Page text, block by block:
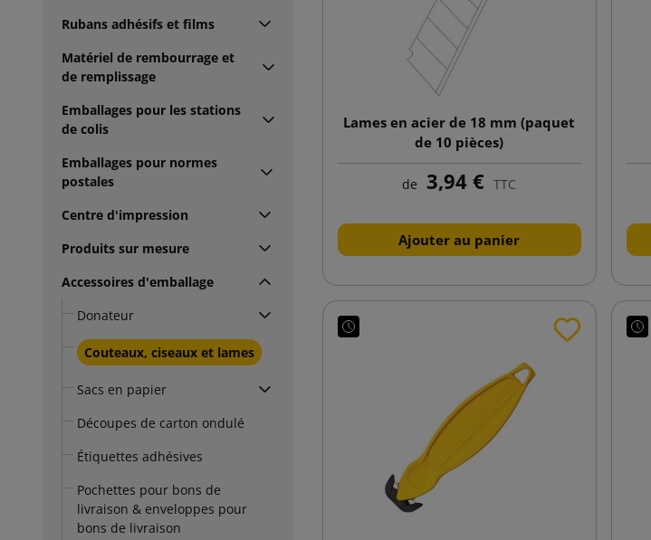
Rubans adhésifs et films
Matériel de rembourrage et
de remplissage
Emballages pour les stations
de colis
Emballages pour normes
postales
Centre d'impression
Produits sur mesure
Accessoires d'emballage
Donateur
Couteaux, ciseaux et lames
Sacs en papier
Découpes de carton ondulé
Étiquettes adhésives
Pochettes pour bons de
livraison & enveloppes pour
bons de livraison
Lames en acier de 18 mm (paquet
de 10 pièces)
de 3,94 € TTC
Ajouter au panier